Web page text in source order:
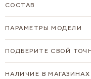
СОСТАВ
ПАРАМЕТРЫ МОДЕЛИ
ПОДБЕРИТЕ СВОЙ
НАЛИЧИЕ В МАГАЗИНАХ